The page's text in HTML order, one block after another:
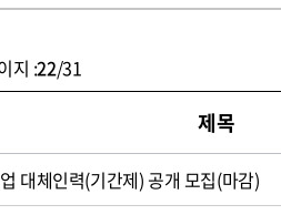
지 :22/31
제목
대체인력(기간제) 공개 모집(마감)